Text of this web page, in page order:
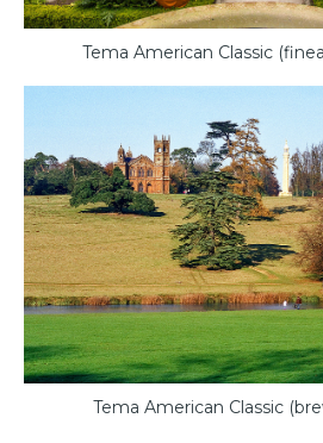
Tema American Classic
Tema American Classic